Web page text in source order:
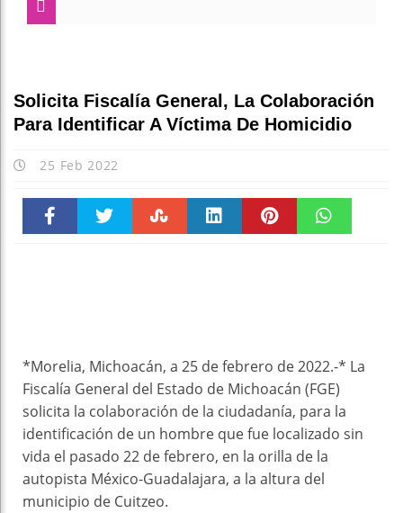
Solicita Fiscalía General, La Colaboración
Para Identificar A Víctima De Homicidio
25 Feb 2022
*Morelia, Michoacán, a 25 de febrero de 2022.-* La
Fiscalía General del Estado de Michoacán (FGE)
solicita la colaboración de la ciudadanía, para la
identificación de un hombre que fue localizado sin
vida el pasado 22 de febrero, en la orilla de la
autopista México-Guadalajara, a la altura del
municipio de Cuitzeo.